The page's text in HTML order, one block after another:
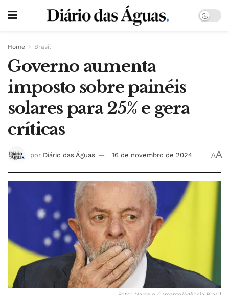
Home Brasil
Governo aumenta
imposto sobre painéis
solares para 25% e gera
críticas
por Diário das Águas 16 de novembro de 2024 AA